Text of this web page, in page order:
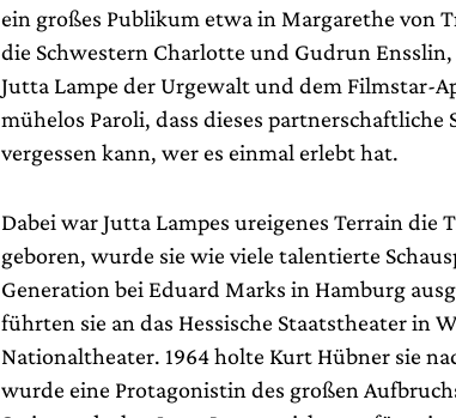
ein großes Publikum etwa in Margarethe von
die Schwestern Charlotte und Gudrun
Jutta Lampe der Urgewalt und dem Filmstar-
mühelos Paroli, dass dieses
vergessen kann, wer es einmal erlebt hat.
Dabei war Jutta Lampes ureigenes Terrain die
geboren, wurde sie wie viele talentierte
Generation bei Eduard Marks in Hamburg
führten sie an das Hessische Staatstheater in
Nationaltheater. 1964 holte Kurt Hübner sie
wurde eine Protagonistin des großen